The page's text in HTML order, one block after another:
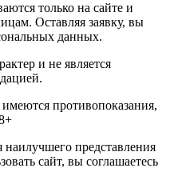
только на сайте и
Оставляя заявку, вы
данных.
и не является
противопоказания,
представления
сайт, вы соглашаетесь